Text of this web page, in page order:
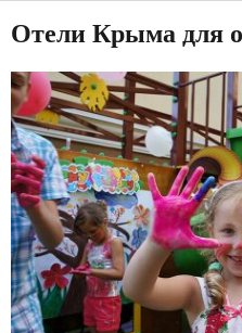
Отели Крыма для